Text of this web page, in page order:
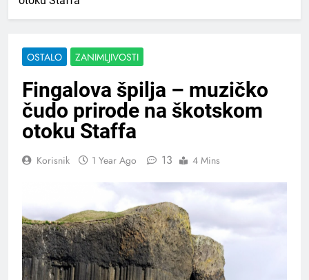
OSTALO ZANIMLJIVOSTI
Fingalova špilja – muzičko
čudo prirode na škotskom
otoku Staffa
Korisnik 1 Year Ago 13 4 Mins